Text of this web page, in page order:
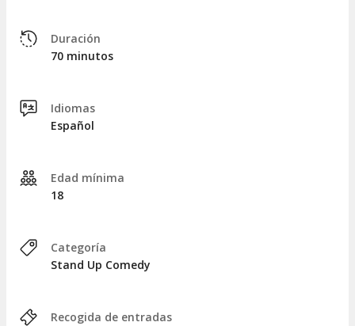
Duración
70 minutos
Idiomas
Español
Edad mínima
18
Categoría
Stand Up Comedy
Recogida de entradas